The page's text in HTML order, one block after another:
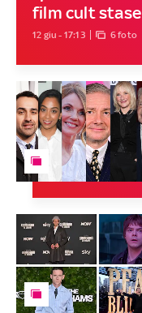
film cult
12 giu - 17:13 6 foto